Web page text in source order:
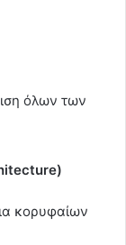
όλων των
κορυφαίων